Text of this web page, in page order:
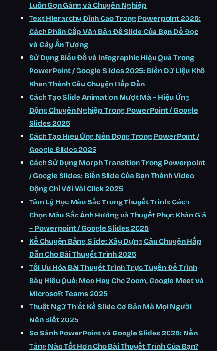
Luôn Gọn Gàng và Chuyên Nghiệp
Text Hierarchy Đỉnh Cao Trong Powerpoint 2025:
Cách Phân Cấp Văn Bản Để Slide Của Bạn Dễ Đọc
và Gây Ấn Tượng
Sử Dụng Biểu Đồ và Infographic Hiệu Quả Trong
PowerPoint / Google Slides 2025: Biến Dữ Liệu Khô
Khan Thành Câu Chuyện Hấp Dẫn
Cách Tạo Slide Animation Mượt Mà – Hiệu Ứng
Động Chuyên Nghiệp Trong PowerPoint / Google
Slides 2025
Cách Tạo Hiệu Ứng Nền Động Trong PowerPoint /
Google Slides 2025
Cách Sử Dụng Morph Transition Trong Powerpoint
/ Google Slides: Biến Slide Của Bạn Thành Video
Động Chỉ Với Vài Click 2025
Tâm Lý Học Màu Sắc Trong Thuyết Trình: Cách
Chọn Màu Sắc Ảnh Hưởng và Thuyết Phục Khán Giả
– Powerpoint / Google Slides 2025
Kể Chuyện Bằng Slide: Xây Dựng Câu Chuyện Hấp
Dẫn Cho Bài Thuyết Trình 2025
Tối Ưu Hóa Bài Thuyết Trình Trực Tuyến Để Trình
Bày Hiệu Quả: Mẹo Hay Cho Zoom, Google Meet và
Microsoft Teams 2025
Thuật Ngữ Thiết Kế Slide Cơ Bản Mà Mọi Người
Nên Biết 2025
So Sánh PowerPoint và Google Slides 2025: Nền
Tảng Nào Tốt Hơn Cho Bài Thuyết Trình Của Bạn?